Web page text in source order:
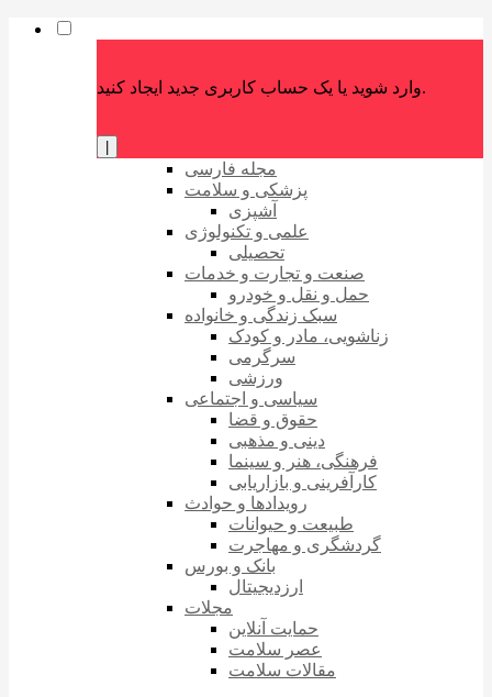
وارد شوید یا یک حساب کاربری جدید ایجاد کنید.
مجله فارسی
پزشکی و سلامت
آشپزی
علمی و تکنولوژی
تحصیلی
صنعت و تجارت و خدمات
حمل و نقل و خودرو
سبک زندگی و خانواده
زناشویی، مادر و کودک
سرگرمی
ورزشی
سیاسی و اجتماعی
حقوق و قضا
دینی و مذهبی
فرهنگی، هنر و سینما
کارآفرینی و بازاریابی
رویدادها و حوادث
طبیعت و حیوانات
گردشگری و مهاجرت
بانک و بورس
ارزدیجیتال
مجلات
حمایت آنلاین
عصر سلامت
مقالات سلامت